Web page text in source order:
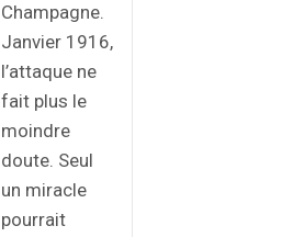
Champagne.
Janvier 1916,
l’attaque ne
fait plus le
moindre
doute. Seul
un miracle
pourrait